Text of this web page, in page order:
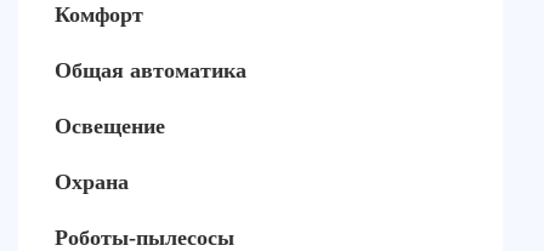
Комфорт
Общая автоматика
Освещение
Охрана
Роботы-пылесосы